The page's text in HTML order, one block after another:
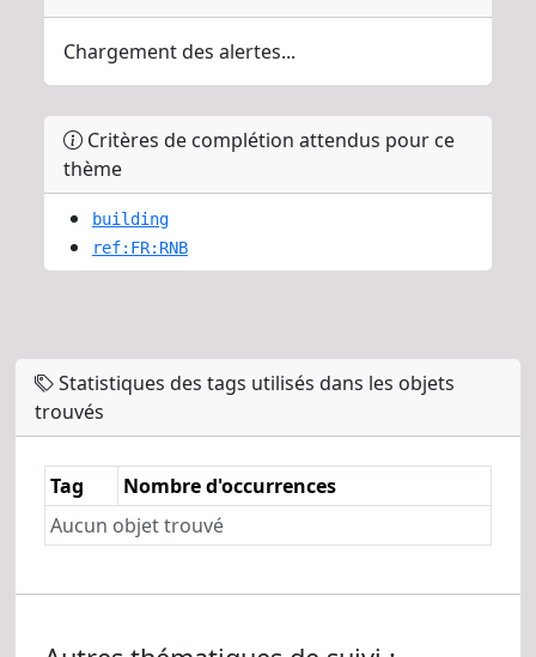
Chargement des alertes...
Critères de complétion attendus pour ce
thème
building
ref:FR:RNB
Statistiques des tags utilisés dans les objets
trouvés
Tag
Nombre d'occurrences
Aucun objet trouvé